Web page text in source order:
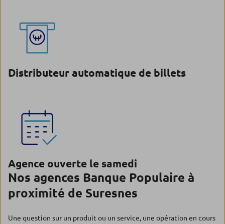
Distributeur automatique de billets
Agence ouverte le samedi
Nos agences Banque Populaire à
proximité de Suresnes
Une question sur un produit ou un service, une opération en cours